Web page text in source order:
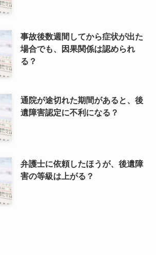
事故後数週間してから症状が出た
場合でも、因果関係は認められ
る？
通院が途切れた期間があると、後
遺障害認定に不利になる？
弁護士に依頼したほうが、後遺障
害の等級は上がる？